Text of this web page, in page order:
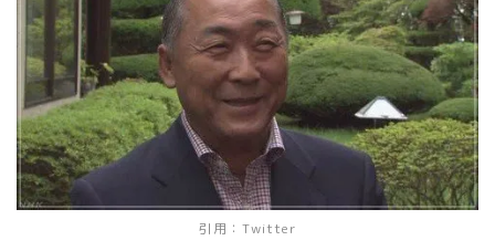
引用： Twitter